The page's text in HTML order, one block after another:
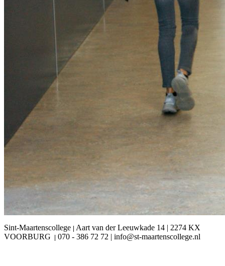
Sint-Maartenscollege | Aart van der Leeuwkade 14 | 2274 KX
VOORBURG
| 070 - 386 72 72 | info@st-maartenscollege.nl